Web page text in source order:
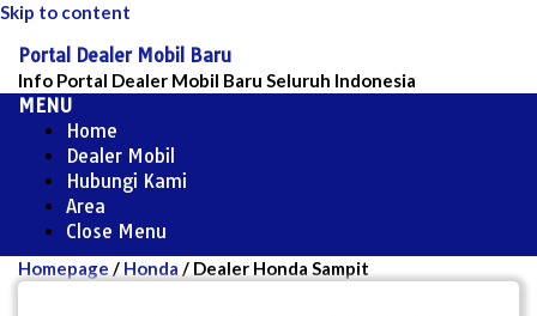
Skip to content
Portal Dealer Mobil Baru
Info Portal Dealer Mobil Baru Seluruh Indonesia
MENU
Home
Dealer Mobil
Hubungi Kami
Area
Close Menu
Homepage / Honda / Dealer Honda Sampit